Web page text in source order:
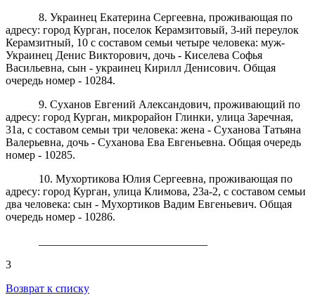
8. Украинец Екатерина Сергеевна, проживающая по
адресу: город Курган, поселок Керамзитовый, 3-ий переулок
Керамзитный, 10 с составом семьи четыре человека: муж-
Украинец Денис Викторович, дочь - Киселева Софья
Васильевна, сын - украинец Кирилл Денисович. Общая
очередь номер - 10284.
9. Суханов Евгений Александович, проживающий по
адресу: город Курган, микрорайон Глинки, улица Заречная,
31а, с составом семьи три человека: жена - Суханова Татьяна
Валерьевна, дочь - Суханова Ева Евгеньевна. Общая очередь
номер - 10285.
10. Мухортикова Юлия Сергеевна, проживающая по
адресу: город Курган, улица Климова, 23а-2, с составом семьи
два человека: сын - Мухортиков Вадим Евгеньевич. Общая
очередь номер - 10286.
3
Возврат к списку